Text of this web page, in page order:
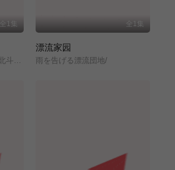
全1集 全1集
漂流家园
雨を告げる漂流団地/